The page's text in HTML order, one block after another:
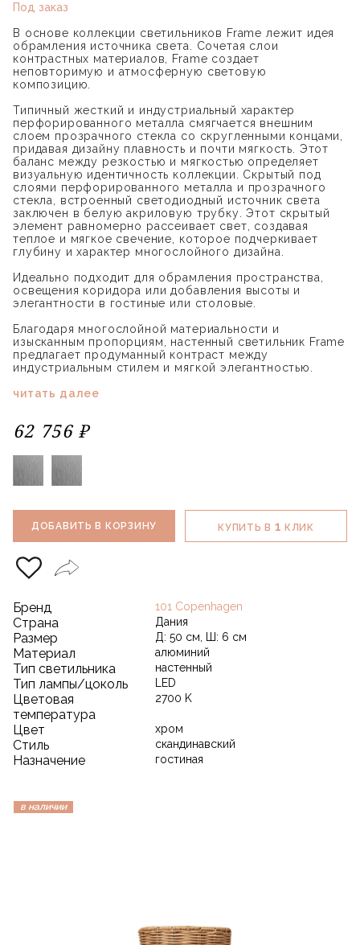
Под заказ
В основе коллекции светильников Frame лежит идея
обрамления источника света. Сочетая слои
контрастных материалов, Frame создает
неповторимую и атмосферную световую
композицию.
Типичный жесткий и индустриальный характер
перфорированного металла смягчается внешним
слоем прозрачного стекла со скругленными концами,
придавая дизайну плавность и почти мягкость. Этот
баланс между резкостью и мягкостью определяет
визуальную идентичность коллекции. Скрытый под
слоями перфорированного металла и прозрачного
стекла, встроенный светодиодный источник света
заключен в белую акриловую трубку. Этот скрытый
элемент равномерно рассеивает свет, создавая
теплое и мягкое свечение, которое подчеркивает
глубину и характер многослойного дизайна.
Идеально подходит для обрамления пространства,
освещения коридора или добавления высоты и
элегантности в гостиные или столовые.
Благодаря многослойной материальности и
изысканным пропорциям, настенный светильник Frame
предлагает продуманный контраст между
индустриальным стилем и мягкой элегантностью.
читать далее
62 756 ₽
ДОБАВИТЬ В КОРЗИНУ КУПИТЬ В 1 КЛИК
Бренд 101 Copenhagen
Страна Дания
Размер Д: 50 см, Ш: 6 см
Материал алюминий
Тип светильника настенный
Тип лампы/цоколь LED
Цветовая
температура
2700 K
Цвет хром
Стиль скандинавский
Назначение гостиная
в наличии